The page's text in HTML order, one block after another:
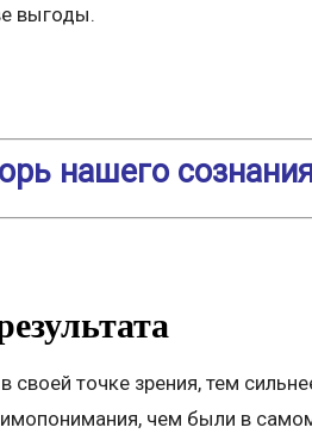
выгоды.
нашего
точке зрения, тем
чем были в